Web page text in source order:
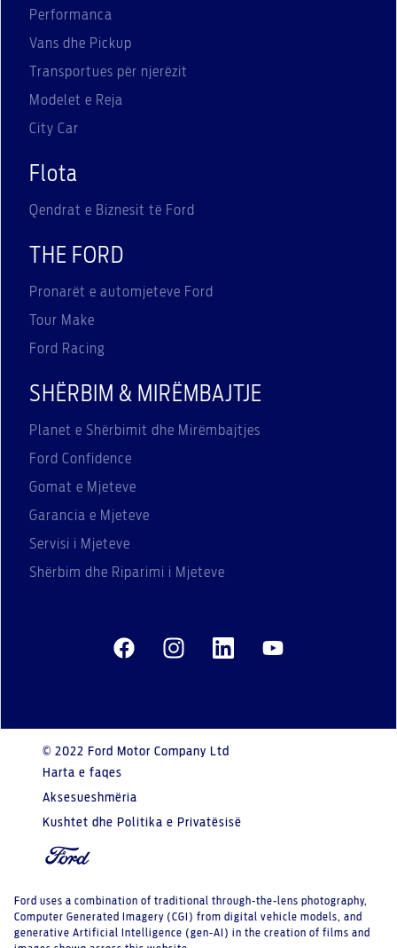
Performanca
Vans dhe Pickup
Transportues për njerëzit
Modelet e Reja
City Car
Flota
Qendrat e Biznesit të Ford
THE FORD
Pronarët e automjeteve Ford
Tour Make
Ford Racing
SHËRBIM & MIRËMBAJTJE
Planet e Shërbimit dhe Mirëmbajtjes
Ford Confidence
Gomat e Mjeteve
Garancia e Mjeteve
Servisi i Mjeteve
Shërbim dhe Riparimi i Mjeteve
© 2022 Ford Motor Company Ltd
Harta e faqes
Aksesueshmëria
Kushtet dhe Politika e Privatësisë
Ford uses a combination of traditional through-the-lens photography,
Computer Generated Imagery (CGI) from digital vehicle models, and
generative Artificial Intelligence (gen-AI) in the creation of films and